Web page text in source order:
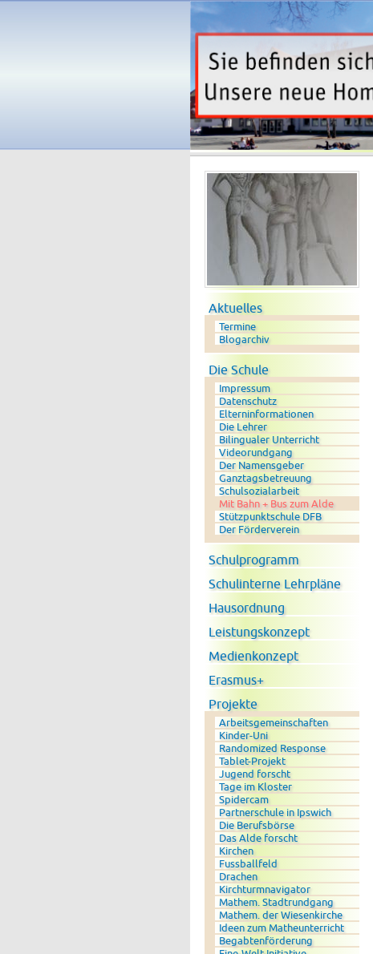
Navigation überspringen
Aktuelles
Termine
Blogarchiv
Die Schule
Impressum
Datenschutz
Elterninformationen
Die Lehrer
Bilingualer Unterricht
Videorundgang
Der Namensgeber
Ganztagsbetreuung
Schulsozialarbeit
Mit Bahn + Bus zum Alde
Stützpunktschule DFB
Der Förderverein
Schulprogramm
Schulinterne Lehrpläne
Hausordnung
Leistungskonzept
Medienkonzept
Erasmus+
Projekte
Arbeitsgemeinschaften
Kinder-Uni
Randomized Response
Tablet-Projekt
Jugend forscht
Tage im Kloster
Spidercam
Partnerschule in Ipswich
Die Berufsbörse
Das Alde forscht
Kirchen
Fussballfeld
Drachen
Kirchturmnavigator
Mathem. Stadtrundgang
Mathem. der Wiesenkirche
Ideen zum Matheunterricht
Begabtenförderung